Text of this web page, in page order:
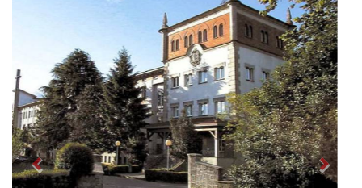
Previous Next